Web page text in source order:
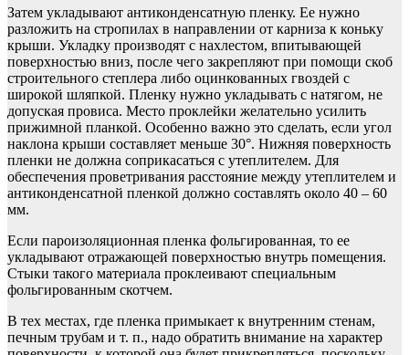
Затем укладывают антиконденсатную пленку. Ее нужно
разложить на стропилах в направлении от карниза к коньку
крыши. Укладку производят с нахлестом, впитывающей
поверхностью вниз, после чего закрепляют при помощи скоб
строительного степлера либо оцинкованных гвоздей с
широкой шляпкой. Пленку нужно укладывать с натягом, не
допуская провиса. Место проклейки желательно усилить
прижимной планкой. Особенно важно это сделать, если угол
наклона крыши составляет меньше 30°. Нижняя поверхность
пленки не должна соприкасаться с утеплителем. Для
обеспечения проветривания расстояние между утеплителем и
антиконденсатной пленкой должно составлять около 40 – 60
мм.
Если пароизоляционная пленка фольгированная, то ее
укладывают отражающей поверхностью внутрь помещения.
Стыки такого материала проклеивают специальным
фольгированным скотчем.
В тех местах, где пленка примыкает к внутренним стенам,
печным трубам и т. п., надо обратить внимание на характер